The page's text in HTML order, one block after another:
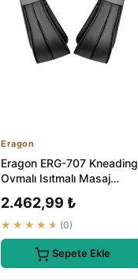
Eragon
Eragon ERG-707 Kneading
Ovmalı Isıtmalı Masaj
Yastığı - Boyun, Omuz, Sırt
Mas...
2.462,99 ₺
★★★★★ (0)
Sepete Ekle